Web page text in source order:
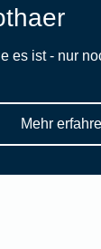
es ist - nur
Mehr